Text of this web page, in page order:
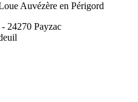
Auvézère en Périgord
24270 Payzac